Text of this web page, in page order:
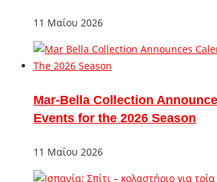
11 Μαΐου 2026
Mar-Bella Collection
Events for the 2026 Season
11 Μαΐου 2026